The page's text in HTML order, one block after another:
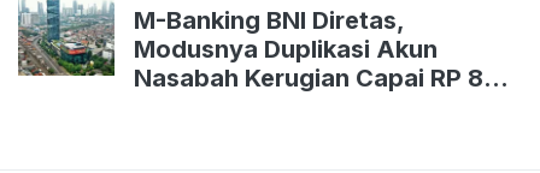
M-Banking BNI Diretas,
Modusnya Duplikasi Akun
Nasabah Kerugian Capai RP 800